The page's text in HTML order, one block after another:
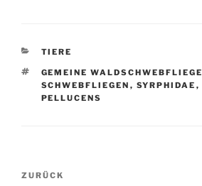
KATEGORIEN
TIERE
SCHLAGWÖRTER
GEMEINE WALDSCHWEBFLIEGE
SCHWEBFLIEGEN , SYRPHIDAE ,
PELLUCENS
Beitragsnavigation
Vorheriger
ZURÜCK